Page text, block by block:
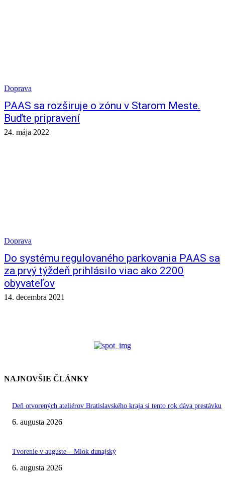
Doprava
PAAS sa rozširuje o zónu v Starom Meste.
Buďte pripravení
24. mája 2022
Doprava
Do systému regulovaného parkovania PAAS sa
za prvý týždeň prihlásilo viac ako 2200
obyvateľov
14. decembra 2021
NAJNOVŠIE ČLÁNKY
Deň otvorených ateliérov Bratislavského kraja si tento rok dáva prestávku
6. augusta 2026
Tvorenie v auguste – Mlok dunajský
6. augusta 2026